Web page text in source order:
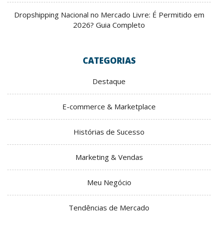
Dropshipping Nacional no Mercado Livre: É Permitido em
2026? Guia Completo
CATEGORIAS
Destaque
E-commerce & Marketplace
Histórias de Sucesso
Marketing & Vendas
Meu Negócio
Tendências de Mercado